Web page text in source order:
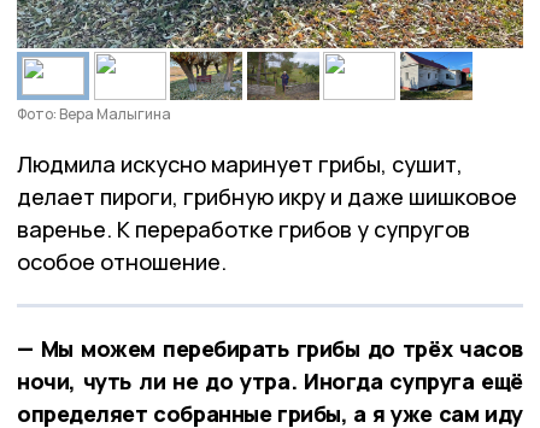
Фото: Вера Малыгина
Людмила искусно маринует грибы, сушит,
делает пироги, грибную икру и даже шишковое
варенье. К переработке грибов у супругов
особое отношение.
— Мы можем перебирать грибы до трёх часов
ночи, чуть ли не до утра. Иногда супруга ещё
определяет собранные грибы, а я уже сам иду